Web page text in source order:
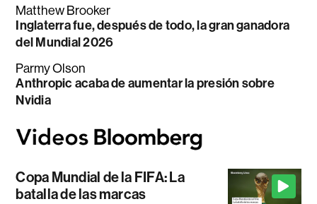
Matthew Brooker
Inglaterra fue, después de todo, la gran ganadora
del Mundial 2026
Parmy Olson
Anthropic acaba de aumentar la presión sobre
Nvidia
Copa Mundial de la FIFA: La
batalla de las marcas